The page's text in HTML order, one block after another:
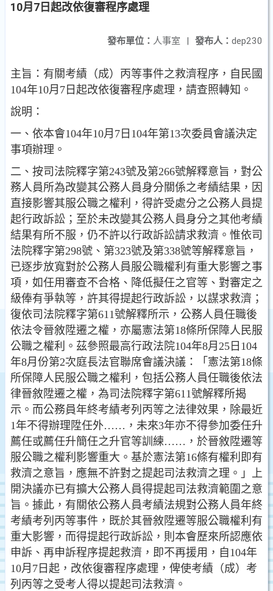
10月7日起改依復審程序處理
發布人： dep230
發布單位： 人事室 |
主旨：有關考績（成）丙等事件之救濟程序，自民國
104年10月7 日起改依復審程序處理，請查照轉知。
說明：
一、依本會104年10月7日104年第13次委員會議決定
事項辦理 。
二、按司法院釋字第243號及第266號解釋意旨，對公
務人員所為改變其公務人員身分關係之考績結果，因
直接影響其服公職之權利，得許受處分之公務人員提
起行政訴訟；至於未改變其公務人員身分之其他考績
結果有所不服，仍不許以行政訴訟請求救濟。惟依司
法院釋字第298號、第323號及第338號等解釋意旨，
已逐步放寬對於公務人員服公職權利有重大影響之事
項，如任用審查不合格、降低擬任之官等、對審定之
級俸有爭執等，許其得提起行政訴訟，以謀求救濟；
復依司法院釋字第611號解釋所示，公務人員任職後
依法令晉敘陞遷之權，亦屬憲法第18條所保障人民服
公職之權利。茲參照最高行政法院104年8月25日104
年8月 份第2次庭長法官聯席會議決議：「憲法第18條
所保障人民服公職之權利，包括公務人員任職後依法
律晉敘陞遷之權，為司法院釋字第611號解釋所揭
示。而公務員年終考績考列丙等之法律效果，除最近
1年不得辦理陞任外……， 未來3年亦不得參加委任升
薦任或薦任升簡任之升官等訓練……，於晉敘陞遷等
服公職之權利影響重大。基於憲法第16條有權利即有
救濟之意旨，應無不許對之提起司法救濟之理。」上
開決議亦已有擴大公務人員得提起司法救濟範圍之意
旨。據此，有關依公務人員考績法規對公務人員年終
考績考列丙等事件，既於其晉敘陞遷等服公職權利有
重大影響，而得提起行政訴訟，則本會歷來所認應依
申訴、 再申訴程序提起救濟，即不再援用，自104年
10月7日起， 改依復審程序處理，俾使考績（成）考
列丙等之受考人得以提起司法救濟。